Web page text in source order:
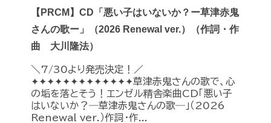
【PRCM】CD「悪い子はいないか？ー草津赤鬼
さんの歌ー」（2026 Renewal ver.）（作詞・作
曲 大川隆法）
＼7/30より発売決定！／
✦✦✦✦✦✦✦✦✦✦✦✦✦草津赤鬼さんの歌で、心
の垢を落とそう！エンゼル精舎楽曲CD「悪い子
はいないか？―草津赤鬼さんの歌―」（2026
Renewal ver.）作詞・作...